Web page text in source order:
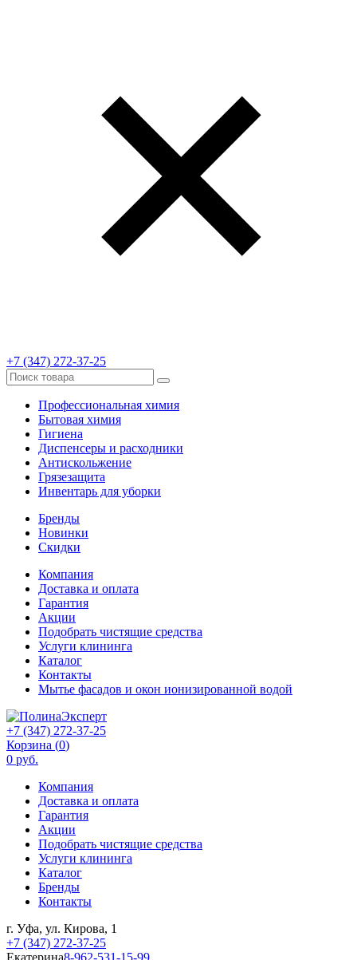
+7 (347) 272-37-25
Профессиональная химия
Бытовая химия
Гигиена
Диспенсеры и расходники
Антискольжение
Грязезащита
Инвентарь для уборки
Бренды
Новинки
Скидки
Компания
Доставка и оплата
Гарантия
Акции
Подобрать чистящие средства
Услуги клининга
Каталог
Контакты
Мытье фасадов и окон ионизированной водой
+7 (347) 272-37-25
Корзина (0)
0 руб.
Компания
Доставка и оплата
Гарантия
Акции
Подобрать чистящие средства
Услуги клининга
Каталог
Бренды
Контакты
г. Уфа, ул. Кирова, 1
+7 (347) 272-37-25
Екатерина8-962-531-15-99